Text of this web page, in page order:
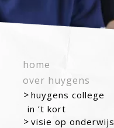
home
over huygens
huygens college
in ’t kort
visie op onderwijs